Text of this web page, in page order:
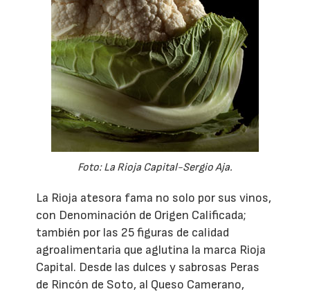
Foto: La Rioja Capital-Sergio Aja.
La Rioja atesora fama no solo por sus vinos,
con Denominación de Origen Calificada;
también por las 25 figuras de calidad
agroalimentaria que aglutina la marca Rioja
Capital. Desde las dulces y sabrosas Peras
de Rincón de Soto, al Queso Camerano,